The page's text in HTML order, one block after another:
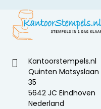
Kantoorstempels.nl
Quinten Matsyslaan
35
5642 JC Eindhoven
Nederland